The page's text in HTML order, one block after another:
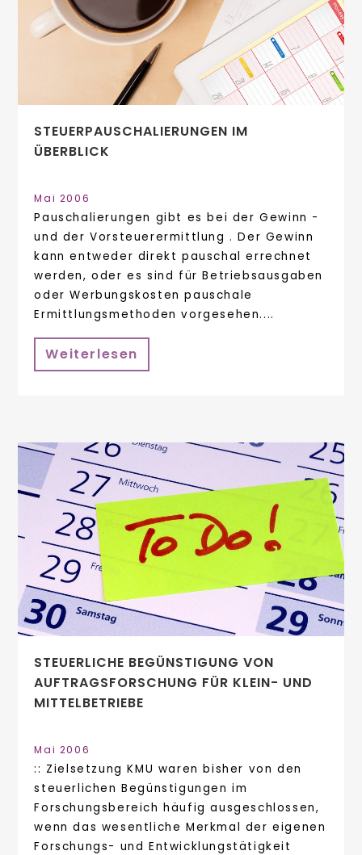
STEUERPAUSCHALIERUNGEN IM
ÜBERBLICK
Mai 2006
Pauschalierungen gibt es bei der Gewinn -
und der Vorsteuerermittlung . Der Gewinn
kann entweder direkt pauschal errechnet
werden, oder es sind für Betriebsausgaben
oder Werbungskosten pauschale
Ermittlungsmethoden vorgesehen....
Weiterlesen
STEUERLICHE BEGÜNSTIGUNG VON
AUFTRAGSFORSCHUNG FÜR KLEIN- UND
MITTELBETRIEBE
Mai 2006
:: Zielsetzung KMU waren bisher von den
steuerlichen Begünstigungen im
Forschungsbereich häufig ausgeschlossen,
wenn das wesentliche Merkmal der eigenen
Forschungs- und Entwicklungstätigkeit